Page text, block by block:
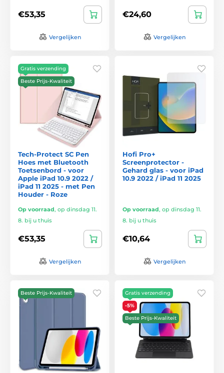
€53,35
Vergelijken
€24,60
Vergelijken
Gratis verzending
Beste Prijs-Kwaliteit
Tech-Protect SC Pen
Hoes met Bluetooth
Toetsenbord - voor
Apple iPad 10.9 2022 /
iPad 11 2025 - met Pen
Houder - Roze
Op voorraad, op dinsdag 11.
8. bij u thuis
€53,35
Vergelijken
Hofi Pro+
Screenprotector -
Gehard glas - voor iPad
10.9 2022 / iPad 11 2025
Op voorraad, op dinsdag 11.
8. bij u thuis
€10,64
Vergelijken
Beste Prijs-Kwaliteit
Gratis verzending
-5%
Beste Prijs-Kwaliteit